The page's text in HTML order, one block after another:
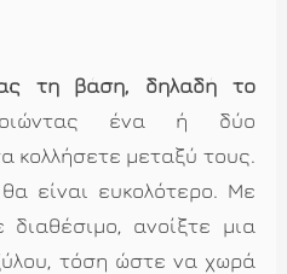
τη βάση, δηλαδή το
ένα ή δύο
κολλήσετε μεταξύ τους.
είναι ευκολότερο. Με
διαθέσιμο, ανοίξτε μια
τόση ώστε να χωρά